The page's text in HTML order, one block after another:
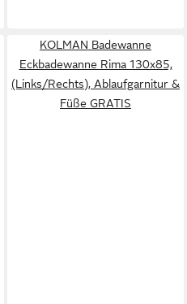
KOLMAN Badewanne
Eckbadewanne Rima 130x85,
(Links/Rechts), Ablaufgarnitur &
Füße GRATIS